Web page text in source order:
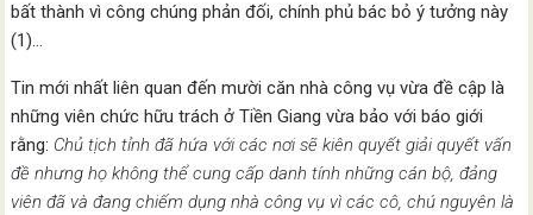
bất thành vì công chúng phản đối, chính phủ bác bỏ ý tưởng này
(1)…
Tin mới nhất liên quan đến mười căn nhà công vụ vừa đề cập là
những viên chức hữu trách ở Tiền Giang vừa bảo với báo giới
rằng: Chủ tịch tỉnhđã hứa với các nơi sẽ kiên quyết giải quyết vấn
đề nhưng họ không thể cung cấp danh tính những cán bộ, đảng
viên đã và đang chiếm dụng nhà công vụ vì các cô, chú nguyên là